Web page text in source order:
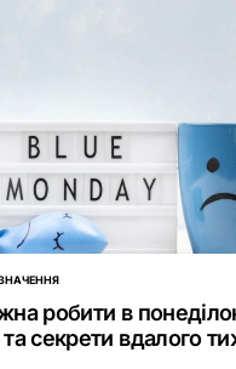
робити в
секрети вдалого